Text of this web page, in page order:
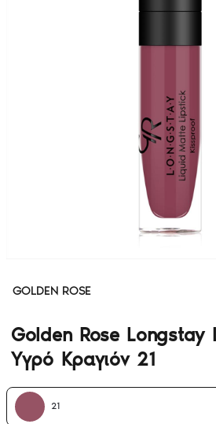
GOLDEN ROSE
Golden Rose Longstay
Υγρό Κραγιόν 21
21